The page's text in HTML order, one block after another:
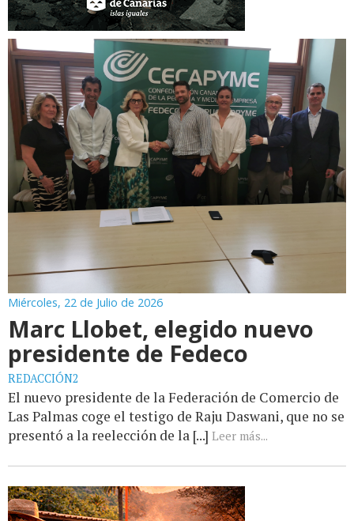
Miércoles, 22 de Julio de 2026
Marc Llobet, elegido nuevo
presidente de Fedeco
REDACCIÓN2
El nuevo presidente de la Federación de Comercio de
Las Palmas coge el testigo de Raju Daswani, que no se
presentó a la reelección de la [...] Leer más...